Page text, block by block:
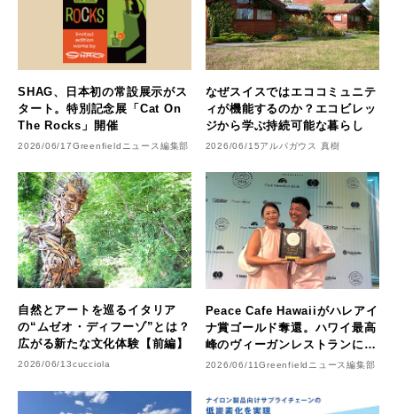
SHAG、日本初の常設展示がス
タート。特別記念展「Cat On
The Rocks」開催
2026/06/17Greenfieldニュース編集部
なぜスイスではエココミュニテ
ィが機能するのか？エコビレッ
ジから学ぶ持続可能な暮らし
2026/06/15アルパガウス 真樹
自然とアートを巡るイタリア
の“ムゼオ・ディフーゾ”とは？
広がる新たな文化体験【前編】
2026/06/13cucciola
Peace Cafe Hawaiiがハレアイ
ナ賞ゴールド奪還。ハワイ最高
峰のヴィーガンレストランに返
り咲く
2026/06/11Greenfieldニュース編集部